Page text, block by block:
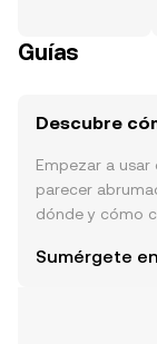
Guías
Descubre
Empezar a
parecer
dónde y cómo
tu aventura en
Sumérgete en